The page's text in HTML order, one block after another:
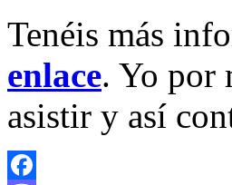
Tenéis más
enlace. Yo por
asistir y así